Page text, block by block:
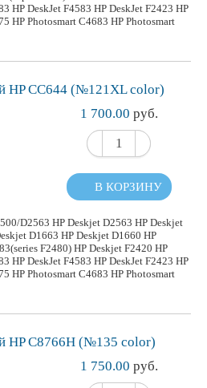
HP DeskJet F4583 HP DeskJet F2423 HP
HP Photosmart C4683 HP Photosmart
HP CC644 (№121XL color)
1 700.00 руб.
В КОРЗИНУ
D2563 HP Deskjet D2563 HP Deskjet
D1663 HP Deskjet D1660 HP
F2480) HP Deskjet F2420 HP
HP DeskJet F4583 HP DeskJet F2423 HP
HP Photosmart C4683 HP Photosmart
HP C8766H (№135 color)
1 750.00 руб.